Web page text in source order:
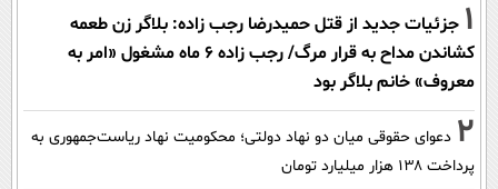
1 جزئیات جدید از قتل حمیدرضا رجب زاده: بلاگر زن طعمه
کشاندن مداح به قرار مرگ/ رجب زاده 6 ماه مشغول «امر به
معروف» خانم بلاگر بود
2 دعوای حقوقی میان دو نهاد دولتی؛ محکومیت نهاد ریاست‌جمهوری به
پرداخت ۱۳۸ هزار میلیارد تومان